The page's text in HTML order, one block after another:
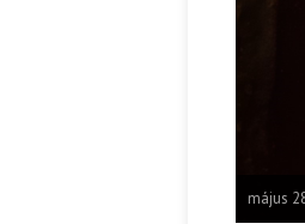
május